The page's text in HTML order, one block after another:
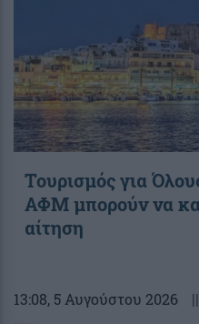
Τουρισμός για
ΑΦΜ μπορούν να
αίτηση
13:08, 5 Αυγούστου 2026 ||